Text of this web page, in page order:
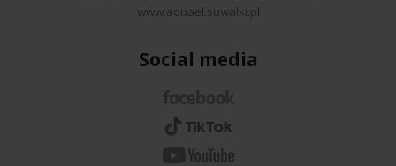
www.aquael.suwalki.pl
Social media